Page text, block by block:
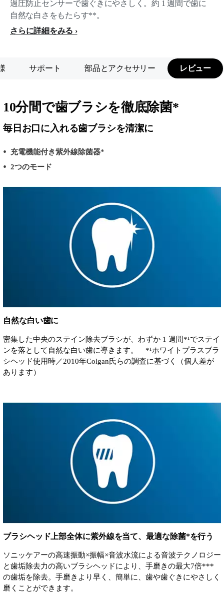
過圧防止センサーで歯ぐきにやさしく。約 1 週間で歯に
自然な白さをもたらす**。
さらに詳細をみる
サポート 部品とアクセサリー レビュー
10分間で歯ブラシを徹底除菌*
毎日お口に入れる歯ブラシを清潔に
充電機能付き紫外線除菌器*
2つのモード
自然な白い歯に
密集した中央のステイン除去ブラシが、わずか 1 週間*¹でステイ
ンを落として自然な白い歯に導きます。 *¹ホワイトプラスブラ
シヘッド使用時／2010年Colgan氏らの調査に基づく（個人差が
あります）
ブラシヘッド上部全体に紫外線を当て、最適な除菌*を行う
ソニッケアーの高速振動×振幅×音波水流による音波テクノロジー
と歯垢除去力の高いブラシヘッドにより、手磨きの最大7倍***
の歯垢を除去。手磨きより早く、簡単に、歯や歯ぐきにやさしく
磨くことができます。